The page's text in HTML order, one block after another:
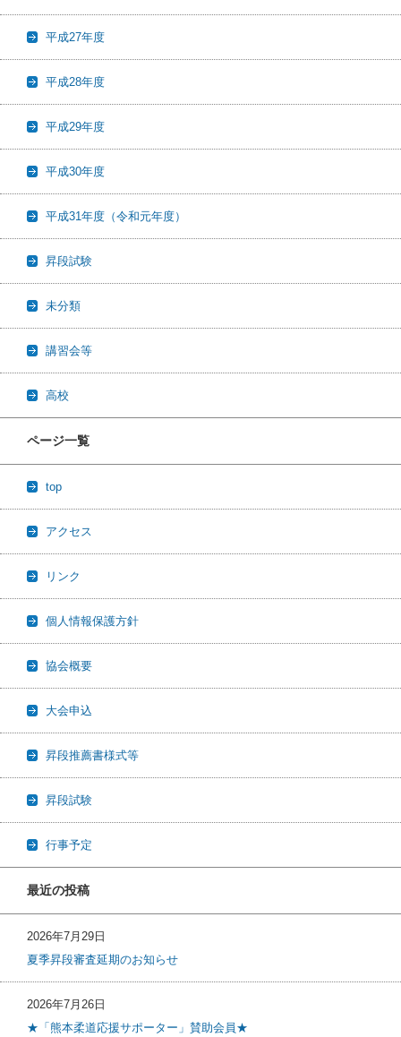
平成27年度
平成28年度
平成29年度
平成30年度
平成31年度（令和元年度）
昇段試験
未分類
講習会等
高校
ページ一覧
top
アクセス
リンク
個人情報保護方針
協会概要
大会申込
昇段推薦書様式等
昇段試験
行事予定
最近の投稿
2026年7月29日
夏季昇段審査延期のお知らせ
2026年7月26日
★「熊本柔道応援サポーター」賛助会員★